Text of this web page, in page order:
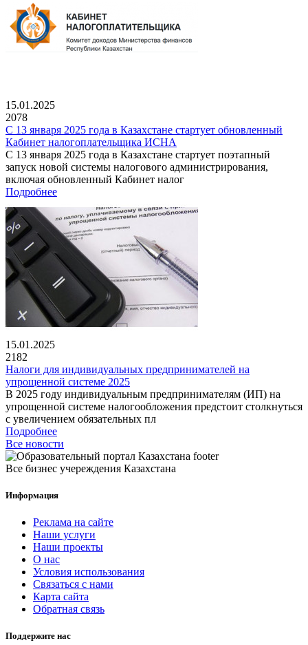
15.01.2025
2078
С 13 января 2025 года в Казахстане стартует обновленный
Кабинет налогоплательщика ИСНА
С 13 января 2025 года в Казахстане стартует поэтапный
запуск новой системы налогового администрирования,
включая обновленный Кабинет налог
Подробнее
15.01.2025
2182
Налоги для индивидуальных предпринимателей на
упрощенной системе 2025
В 2025 году индивидуальным предпринимателям (ИП) на
упрощенной системе налогообложения предстоит столкнуться
с увеличением обязательных пл
Подробнее
Все новости
Все бизнес учереждения Казахстана
Информация
Реклама на сайте
Наши услуги
Наши проекты
О нас
Условия использования
Связаться с нами
Карта сайта
Обратная связь
Поддержите нас